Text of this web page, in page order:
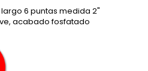
6 puntas medida 2"
acabado fosfatado